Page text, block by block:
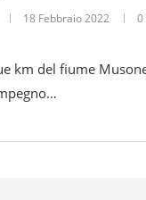
18 Febbraio 2022 0
km del fiume